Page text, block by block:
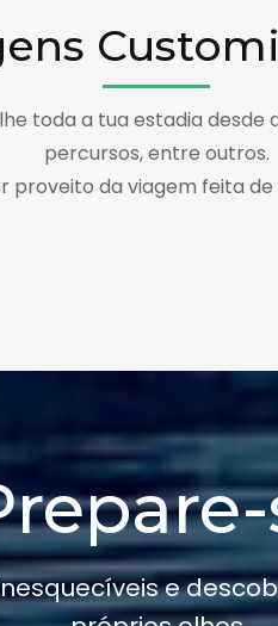
toda a tua estadia desde
percursos, entre outros.
proveito da viagem feita
e